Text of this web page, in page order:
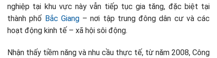
nghiệp tại khu vực này vẫn tiếp tục gia tăng, đặc biệt tại
thành phố Bắc Giang– nơi tập trung đông dân cư và các
hoạt động kinh tế – xã hội sôi động.
Nhận thấy tiềm năng và nhu cầu thực tế, từ năm 2008, Công